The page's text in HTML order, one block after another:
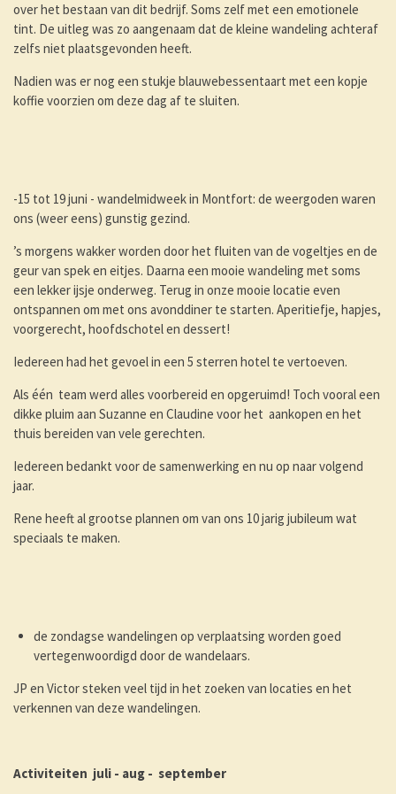
over het bestaan van dit bedrijf. Soms zelf met een emotionele
tint. De uitleg was zo aangenaam dat de kleine wandeling achteraf
zelfs niet plaatsgevonden heeft.
Nadien was er nog een stukje blauwebessentaart met een kopje
koffie voorzien om deze dag af te sluiten.
-15 tot 19 juni - wandelmidweek in Montfort: de weergoden waren
ons (weer eens) gunstig gezind.
’s morgens wakker worden door het fluiten van de vogeltjes en de
geur van spek en eitjes. Daarna een mooie wandeling met soms
een lekker ijsje onderweg. Terug in onze mooie locatie even
ontspannen om met ons avonddiner te starten. Aperitiefje, hapjes,
voorgerecht, hoofdschotel en dessert!
Iedereen had het gevoel in een 5 sterren hotel te vertoeven.
Als één team werd alles voorbereid en opgeruimd! Toch vooral een
dikke pluim aan Suzanne en Claudine voor het aankopen en het
thuis bereiden van vele gerechten.
Iedereen bedankt voor de samenwerking en nu op naar volgend
jaar.
Rene heeft al grootse plannen om van ons 10 jarig jubileum wat
speciaals te maken.
de zondagse wandelingen op verplaatsing worden goed
vertegenwoordigd door de wandelaars.
JP en Victor steken veel tijd in het zoeken van locaties en het
verkennen van deze wandelingen.
Activiteiten juli - aug - september